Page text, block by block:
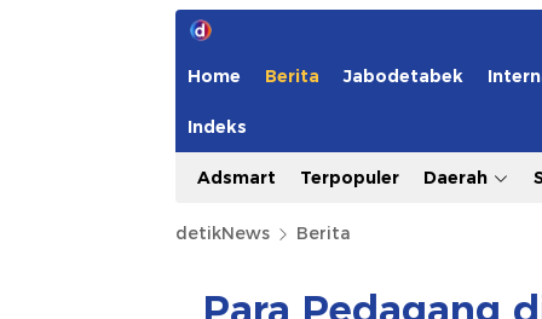
Home Berita Jabodetabek
Indeks
Adsmart Terpopuler Daerah
detikNews Berita